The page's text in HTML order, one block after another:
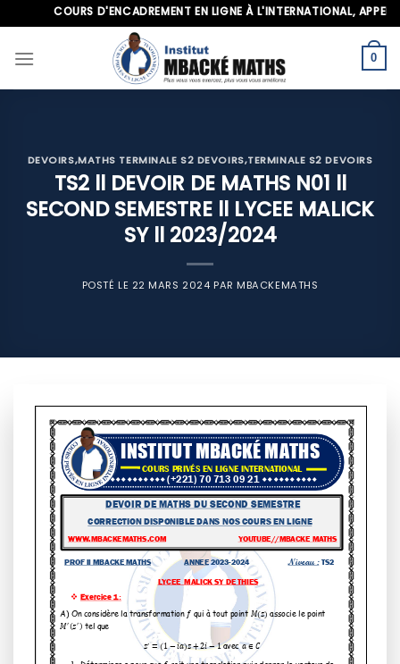
to
content
COURS D'ENCADREMENT EN LIGNE À L'INTERNATIONAL, APPELEZ-
0
DEVOIRS,MATHS TERMINALE S2 DEVOIRS,TERMINALE S2 DEVOIRS
TS2 ll DEVOIR DE MATHS N01 ll
SECOND SEMESTRE ll LYCEE MALICK
SY ll 2023/2024
POSTÉ LE 22 MARS 2024 PARMBACKEMATHS